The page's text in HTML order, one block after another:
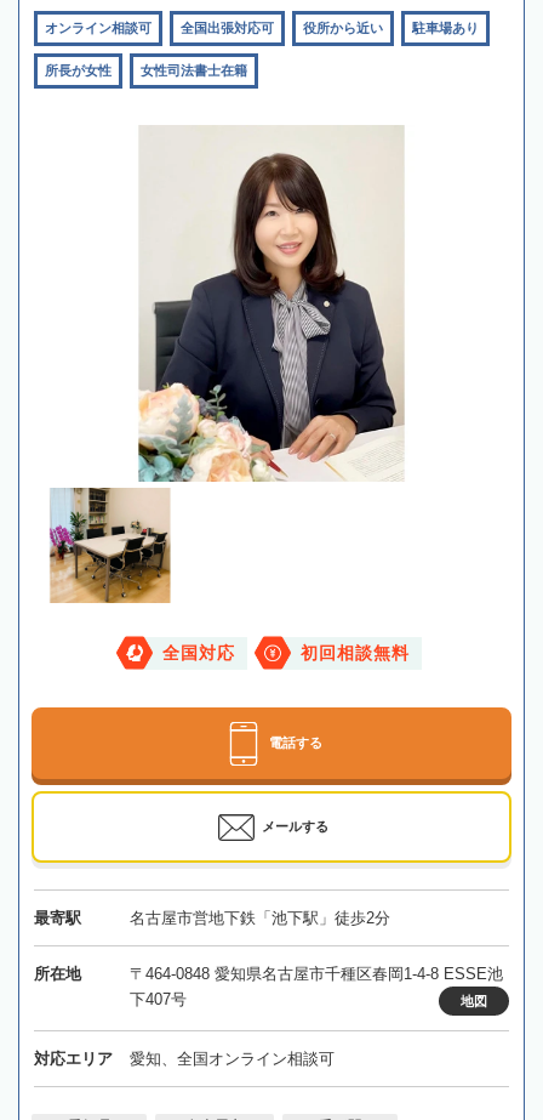
オンライン相談可 全国出張対応可 役所から近い 駐車場あり
所長が女性 女性司法書士在籍
全国対応 初回相談無料
電話する
メールする
最寄駅 名古屋市営地下鉄「池下駅」徒歩2分
所在地
〒464-0848 愛知県名古屋市千種区春岡1-4-8 ESSE池
下407号
地図
対応エリア 愛知、全国オンライン相談可